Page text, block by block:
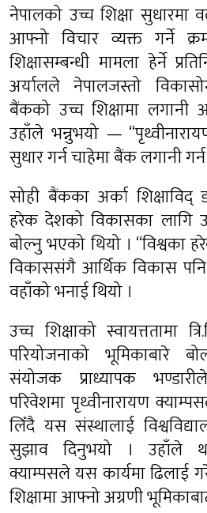
नेपालको उच्च शिक्षा सुधारमा
आफ्नो विचार व्यक्त गर्ने
शिक्षासम्बन्धी मामला हेर्ने
अर्यालले नेपालजस्तो
बैंकको उच्च शिक्षामा
उहाँले भन्नुभयो —
सुधार गर्न चाहेमा बैंक लगानी
सोही बैंकका अर्का शिक्षाविद्
हरेक देशको विकासका लागि
बोल्नु भएको थियो । “विश्वका
विकाससंगै आर्थिक विकास
वहाँको भनाई थियो ।
उच्च शिक्षाको स्वायत्ततामा
परियोजनाको भूमिकाबारे
संयोजक प्राध्यापक
परिवेशमा पृथ्वीनारायण
लिँदै यस संस्थालाई
सुझाव दिनुभयो । उहाँले
क्याम्पसले यस कार्यमा ढिलाई
शिक्षामा आफ्नो अग्रणी